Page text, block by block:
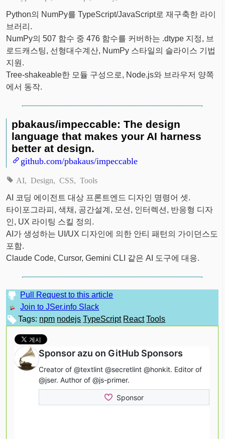
Python의 NumPy를 TypeScript/JavaScript로 재구축한 라이
브러리.
NumPy의 507 함수 중 476 함수를 커버하는 .dtype 지정, 브
로드캐스팅, 선형대수계산, NumPy 스타일의 슬라이스 기법
지원.
Tree-shakeable한 모듈 구성으로, Node.js와 브라우저 양쪽
에서 동작.
pbakaus/impeccable: The design
language that makes your AI harness
better at design.
github.com/pbakaus/impeccable
AI Design CSS Tools
AI 코딩 에이전트 대상 프론트엔드 디자인 명령어 셋.
타이포그라피, 색채, 공간설계, 모션, 인터렉션, 반응형 디자
인, UX 라이팅 스킬 정의.
AI가 생성하는 UI/UX 디자인에 의한 안티 패턴의 가이던스도
포함.
Claude Code, Cursor, Gemini CLI 같은 AI 도구에 대응.
Pull Request to this article
Join to JSer.info Slack
Tags: npm nodejs TypeScript React Tools